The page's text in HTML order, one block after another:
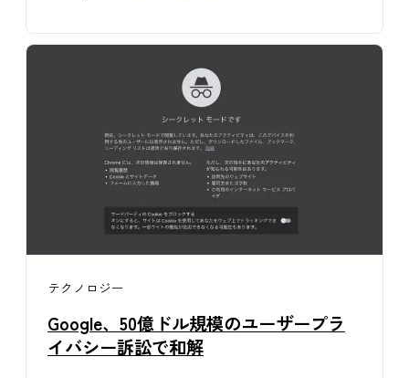
テクノロジー
Google、50億ドル規模のユーザープラ
イバシー訴訟で和解